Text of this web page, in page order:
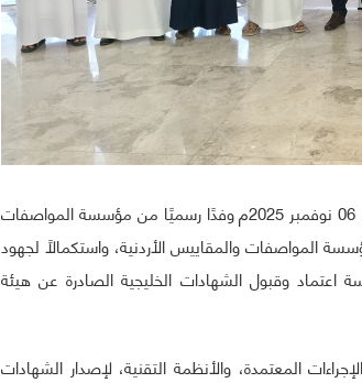
استقبلت هيئة التقييس الخليجية في مقرّها بمدينة الرياض يوم الخميس، 06 نوفمبر 2025م وفدًا رسميًا من مؤسسة المواصفات
المواصفات والمقاييس الأردنية، واستكمالاً لجهود
اعتماد وقبول الشهادات الخليجية الصادرة عن هيئة
المعتمدة، والأنظمة التقنية، لإصدار الشهادات